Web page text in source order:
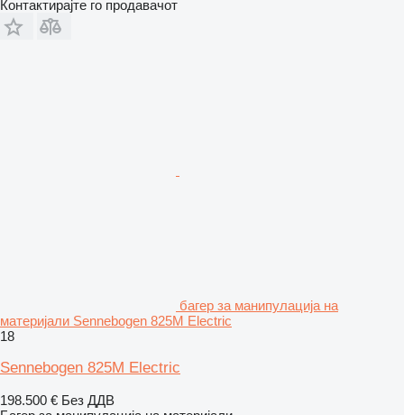
Контактирајте го продавачот
багер за манипулација на
материјали Sennebogen 825M Electric
18
Sennebogen 825M Electric
198.500 € Без ДДВ